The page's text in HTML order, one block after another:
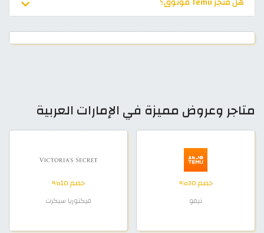
متاجر وعروض مميزة في الإمارات العربية
خصم 30%
تيمو
خصم 10%
فيكتوريا سيكرت